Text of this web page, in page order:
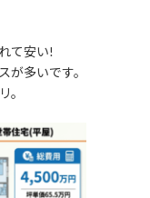
て安い!
が多いです。
。